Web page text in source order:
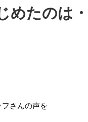
めたのは・
さんの声を